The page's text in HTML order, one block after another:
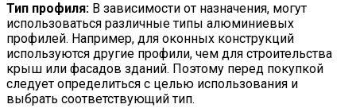
Тип профиля: В зависимости от назначения, могут
использоваться различные типы алюминиевых
профилей. Например, для оконных конструкций
используются другие профили, чем для строительства
крыш или фасадов зданий. Поэтому перед покупкой
следует определиться с целью использования и
выбрать соответствующий тип.